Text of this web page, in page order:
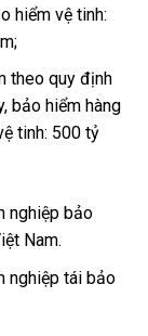
hiểm vệ tinh:
theo quy định
bảo hiểm hàng
tinh: 500 tỷ
nghiệp bảo
Nam.
nghiệp tái bảo